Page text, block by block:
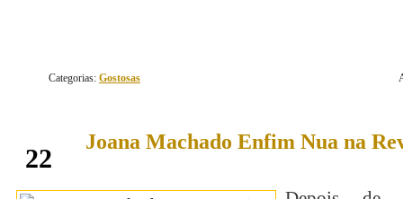
Categorias: Gostosas
22
Joana Machado Enfim Nua na